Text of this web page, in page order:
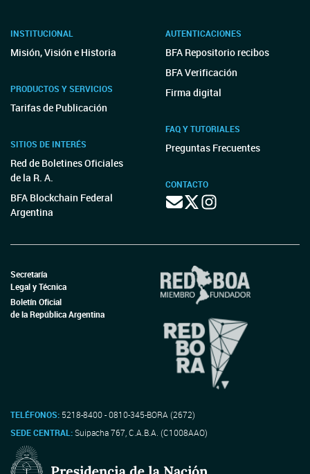
INSTITUCIONAL
Misión, Visión e Historia
PRODUCTOS Y SERVICIOS
Tarifas de Publicación
SITIOS DE INTERÉS
Red de Boletines Oficiales
de la R. A.
BFA Blockchain Federal
Argentina
AUTENTICACIONES
BFA Repositorio recibos
BFA Verificación
Firma digital
FAQ Y TUTORIALES
Preguntas Frecuentes
CONTACTO
Secretaría
Legal y Técnica
Boletín Oficial
de la República Argentina
TELÉFONOS: 5218-8400 - 0810-345-BORA (2672)
SEDE CENTRAL:Suipacha 767, C.A.B.A. (C1008AAO)